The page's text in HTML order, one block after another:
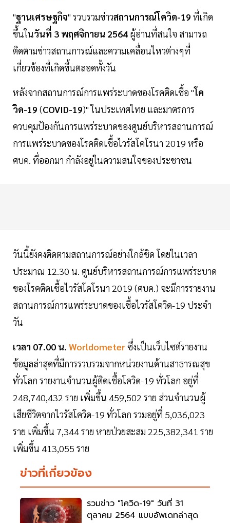
"ฐานเศรษฐกิจ" รวบรวมข่าวสถานการณ์โควิด-19 ที่เกิด
ขึ้นในวันที่ 3 พฤศจิกายน 2564 ผู้อ่านที่สนใจ สามารถ
ติดตามข่าวสถานการณ์และความเคลื่อนไหวต่างๆที่
เกี่ยวข้องที่เกิดขึ้นตลอดทั้งวัน
หลังจากสถานการณ์การแพร่ระบาดของโรคติดเชื้อ "โค
วิด-19 (COVID-19)" ในประเทศไทย และมาตรการ
ควบคุมป้องกันการแพร่ระบาดของศูนย์บริหารสถานการณ์
การแพร่ระบาดของโรคติดเชื้อไวรัสโคโรนา 2019 หรือ
ศบค. ที่ออกมา กำลังอยู่ในความสนใจของประชาชน
วันนี้ยังคงติดตามสถานการณ์อย่างใกล้ชิด โดยในเวลา
ประมาณ 12.30 น. ศูนย์บริหารสถานการณ์การแพร่ระบาด
ของโรคติดเชื้อไวรัสโคโรนา 2019 (ศบค.) จะมีการรายงาน
สถานการณ์การแพร่ระบาดของเชื้อไวรัสโควิด-19 ประจำ
วัน
เวลา 07.00 น. Worldometerซึ่งเป็นเว็บไซต์รายงาน
ข้อมูลล่าสุดที่มีการรวบรวมจากหน่วยงานด้านสาธารณสุข
ทั่วโลก รายงานจำนวนผู้ติดเชื้อโควิด-19 ทั่วโลก อยู่ที่
248,740,432 ราย เพิ่มขึ้น 459,502 ราย ส่วนจำนวนผู้
เสียชีวิตจากไวรัสโควิด-19 ทั่วโลก รวมอยู่ที่ 5,036,023
ราย เพิ่มขึ้น 7,344 ราย หายป่วยสะสม 225,382,341 ราย
เพิ่มขึ้น 413,055 ราย
ข่าวที่เกี่ยวข้อง
รวมข่าว "โควิด-19" วันที่ 31
ตุลาคม 2564 แบบอัพเดทล่าสุด